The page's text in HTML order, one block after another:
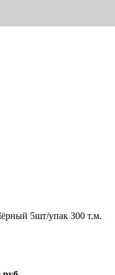
5шт/упак 300 т.м.